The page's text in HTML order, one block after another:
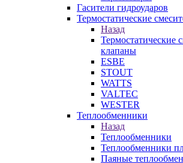
Гасители гидроударов
Термостатические
Назад
Термостатические
клапаны
ESBE
STOUT
WATTS
VALTEC
WESTER
Теплообменники
Назад
Теплообменники
Теплообменники
Паяные